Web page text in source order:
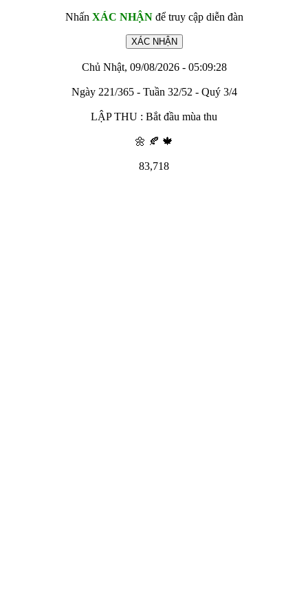
Nhấn XÁC NHẬNđể truy cập diễn đàn
Chủ Nhật, 09/08/2026 - 05:09:28
Ngày 221/365 - Tuần 32/52 - Quý 3/4
LẬP THU : Bắt đầu mùa thu
🌼 🍂 🍁
83,718